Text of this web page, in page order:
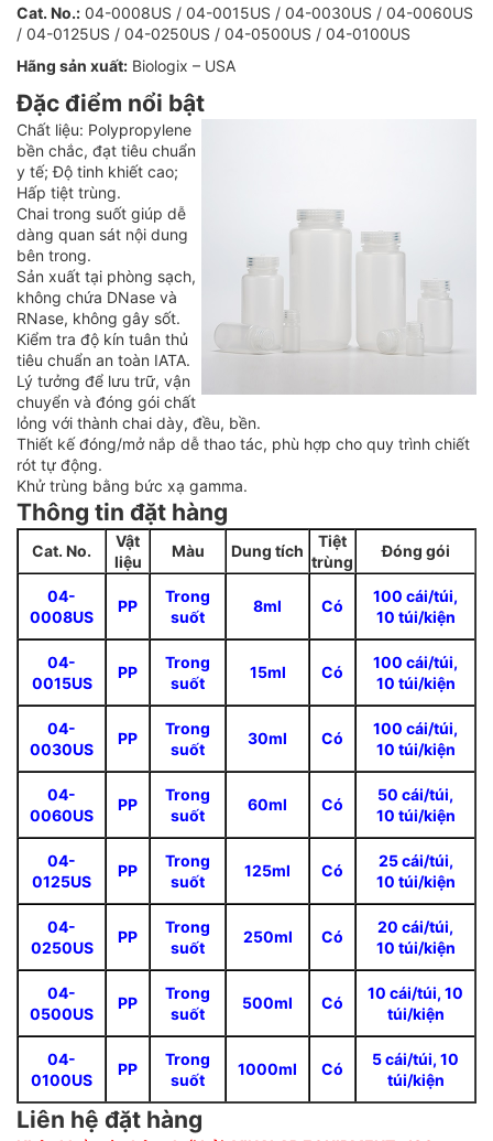
Cat. No.: 04-0008US / 04-0015US / 04-0030US / 04-0060US
/ 04-0125US / 04-0250US / 04-0500US / 04-0100US
Hãng sản xuất: Biologix – USA
Đặc điểm nổi bật
Chất liệu: Polypropylene
bền chắc, đạt tiêu chuẩn
y tế; Độ tinh khiết cao;
Hấp tiệt trùng.
Chai trong suốt giúp dễ
dàng quan sát nội dung
bên trong.
Sản xuất tại phòng sạch,
không chứa DNase và
RNase, không gây sốt.
Kiểm tra độ kín tuân thủ
tiêu chuẩn an toàn IATA.
Lý tưởng để lưu trữ, vận
chuyển và đóng gói chất
lỏng với thành chai dày, đều, bền.
Thiết kế đóng/mở nắp dễ thao tác, phù hợp cho quy trình chiết
rót tự động.
Khử trùng bằng bức xạ gamma.
Thông tin đặt hàng
Cat. No.
Vật
liệu
Màu Dung tích
Tiệt
trùng
Đóng gói
04-
0008US
PP
Trong
suốt
8ml Có
100 cái/túi,
10 túi/kiện
04-
0015US
PP
Trong
suốt
15ml Có
100 cái/túi,
10 túi/kiện
04-
0030US
PP
Trong
suốt
30ml Có
100 cái/túi,
10 túi/kiện
04-
0060US
PP
Trong
suốt
60ml Có
50 cái/túi,
10 túi/kiện
04-
0125US
PP
Trong
suốt
125ml Có
25 cái/túi,
10 túi/kiện
04-
0250US
PP
Trong
suốt
250ml Có
20 cái/túi,
10 túi/kiện
04-
0500US
PP
Trong
suốt
500ml Có
10 cái/túi, 10
túi/kiện
04-
0100US
PP
Trong
suốt
1000ml Có
5 cái/túi, 10
túi/kiện
Liên hệ đặt hàng